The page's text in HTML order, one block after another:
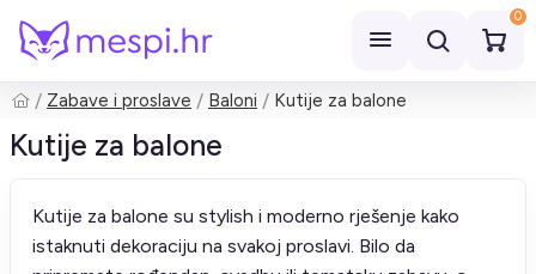
0
Pretraži
Zabave i proslave Baloni Kutije za balone
Kutije za balone
Kutije za balone su stylish i moderno rješenje kako
istaknuti dekoraciju na svakoj proslavi. Bilo da